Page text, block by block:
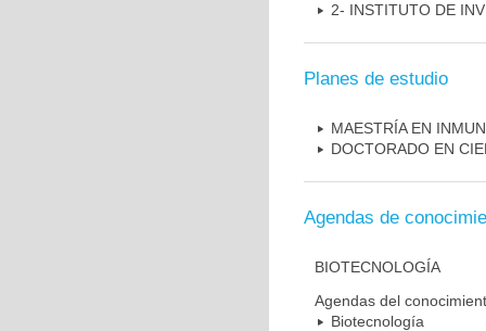
2- INSTITUTO DE
Planes de estudio
MAESTRÍA EN
DOCTORADO EN
Agendas de
BIOTECNOLOGÍA
Agendas del
Biotecnología